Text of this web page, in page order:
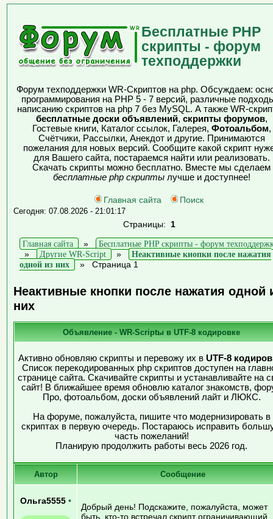
Бесплатные PHP
скрипты - форум
техподдержки
Форум техподдержки WR-Скриптов на php. Обсуждаем:
программирования на PHP 5 - 7 версий, различные
написанию скриптов на php 7 без MySQL. А также WR-
бесплатные доски объявлений, скрипты форумов,
Гостевые книги, Каталог ссылок, Галерея, Фотоальбом,
Счётчики, Рассылки, Анекдот и другие. Принимаются
пожелания для новых версий. Сообщите какой скрипт
для Вашего сайта, постараемся найти или реализовать.
Скачать скрипты можно бесплатно. Вместе мы сделаем
бесплатные php скриптылучше и доступнее!
Главная сайта Поиск
Сегодня: 07.08.2026 - 21:01:17
Страницы: 1
Главная сайта
»
Бесплатные PHP скрипты - форум
»
Другие WR-Script »
Неактивные кнопки после нажатия
одной из них
» Страница 1
Неактивные кнопки после нажатия одной
них
Объявление - WR-Scriptы в UTF-8 кодировке
Активно обновляю скрипты и перевожу их в UTF-8
Список перекодированных php скриптов доступен на
странице сайта. Скачивайте скрипты и устанавливайте на
сайт! В ближайшее время обновлю каталог знакомств,
Про, фотоальбом, доски объявлений лайт и ЛЮКС.
На форуме, пожалуйста, пишите что модернизировать в
скриптах в первую очередь. Постараюсь исправить
часть пожеланий!
Планирую продолжить работы весь 2026 год.
Автор Сообщение
Ольга5555 •
Добрый день! Подскажите, пожалуйста, может
быть, кто-то встречал скрипт ограничивающий